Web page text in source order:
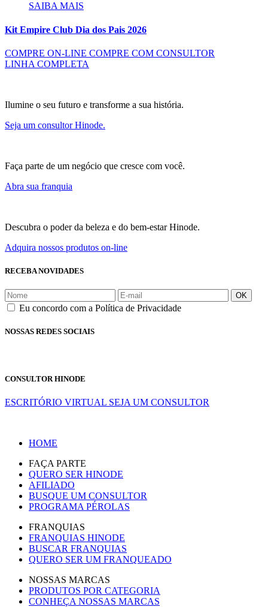
SAIBA MAIS
Kit Empire Club Dia dos Pais 2026
COMPRE ON-LINE COMPRE COM CONSULTOR
LINHA COMPLETA
Ilumine o seu futuro e transforme a sua história.
Seja um consultor Hinode.
Faça parte de um negócio que cresce com você.
Abra sua franquia
Descubra o poder da beleza e do bem-estar Hinode.
Adquira nossos produtos on-line
RECEBA NOVIDADES
OK
Eu concordo com a Política de Privacidade
NOSSAS REDES SOCIAIS
CONSULTOR HINODE
ESCRITÓRIO VIRTUAL SEJA UM CONSULTOR
HOME
FAÇA PARTE
QUERO SER HINODE
AFILIADO
BUSQUE UM CONSULTOR
PROGRAMA PÉROLAS
FRANQUIAS
FRANQUIAS HINODE
BUSCAR FRANQUIAS
QUERO SER UM FRANQUEADO
NOSSAS MARCAS
PRODUTOS POR CATEGORIA
CONHEÇA NOSSAS MARCAS